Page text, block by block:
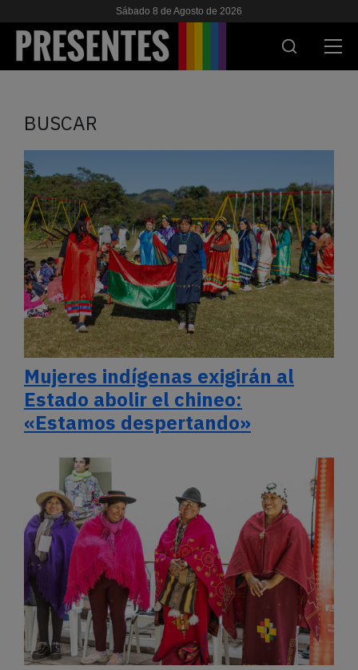
Sábado 8 de Agosto de 2026
VIH & SIDA
ESCUELA
NOSOTRES
APOYANOS
ES EN
BUSCAR
Mujeres indígenas exigirán al
Estado abolir el chineo:
«Estamos despertando»